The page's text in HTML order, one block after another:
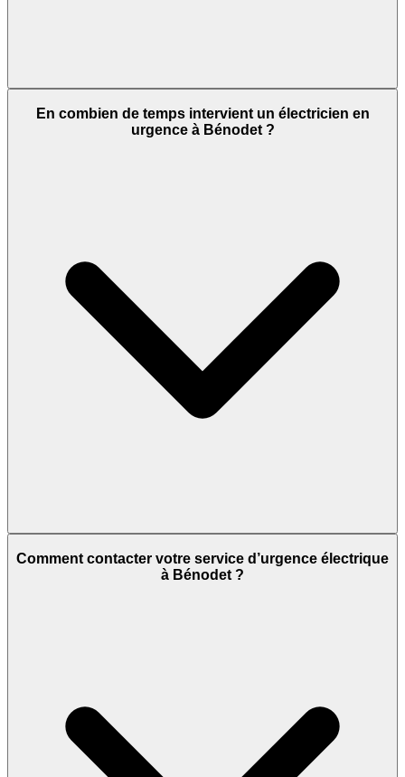
En combien de temps intervient un électricien en
urgence à Bénodet ?
Comment contacter votre service d’urgence électrique
à Bénodet ?